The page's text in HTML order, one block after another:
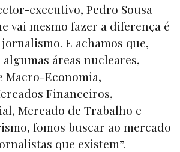
executivo, Pedro Sousa
vai mesmo fazer a diferença é
E achamos que,
áreas nucleares,
Macro-Economia,
Financeiros,
Mercado de Trabalho e
fomos buscar ao mercado
que existem”.